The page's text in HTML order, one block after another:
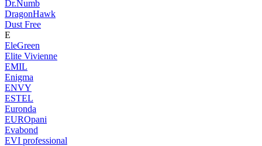
Dr.Numb
DragonHawk
Dust Free
E
EleGreen
Elite Vivienne
EMIL
Enigma
ENVY
ESTEL
Euronda
EUROpani
Evabond
EVI professional